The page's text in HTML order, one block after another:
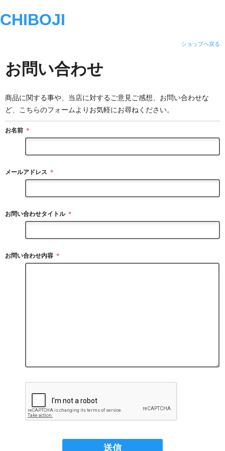
CHIBOJI
ショップへ戻る
お問い合わせ
商品に関する事や、当店に対するご意見ご感想、お問い合わせな
ど、こちらのフォームよりお気軽にお尋ねください。
お名前 ＊
メールアドレス ＊
お問い合わせタイトル ＊
お問い合わせ内容 ＊